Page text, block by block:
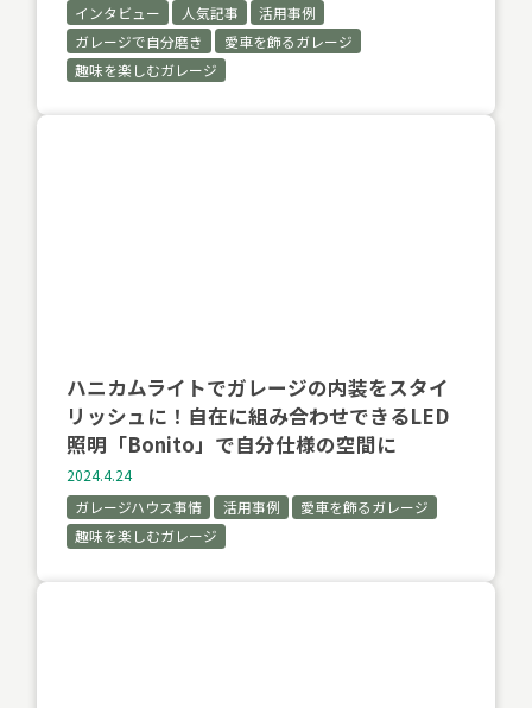
インタビュー
人気記事
活用事例
ガレージで自分磨き
愛車を飾るガレージ
趣味を楽しむガレージ
ハニカムライトでガレージの内装をスタイ
リッシュに！自在に組み合わせできるLED
照明「Bonito」で自分仕様の空間に
2024.4.24
ガレージハウス事情
活用事例
愛車を飾るガレージ
趣味を楽しむガレージ